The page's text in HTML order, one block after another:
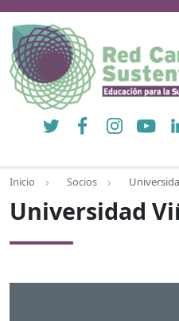
Twitter FacebookInstagram
Inicio Socios
Universidad